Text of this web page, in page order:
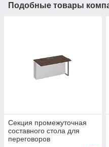
Подобные товары
Секция промежуточная
составного стола для
переговоров